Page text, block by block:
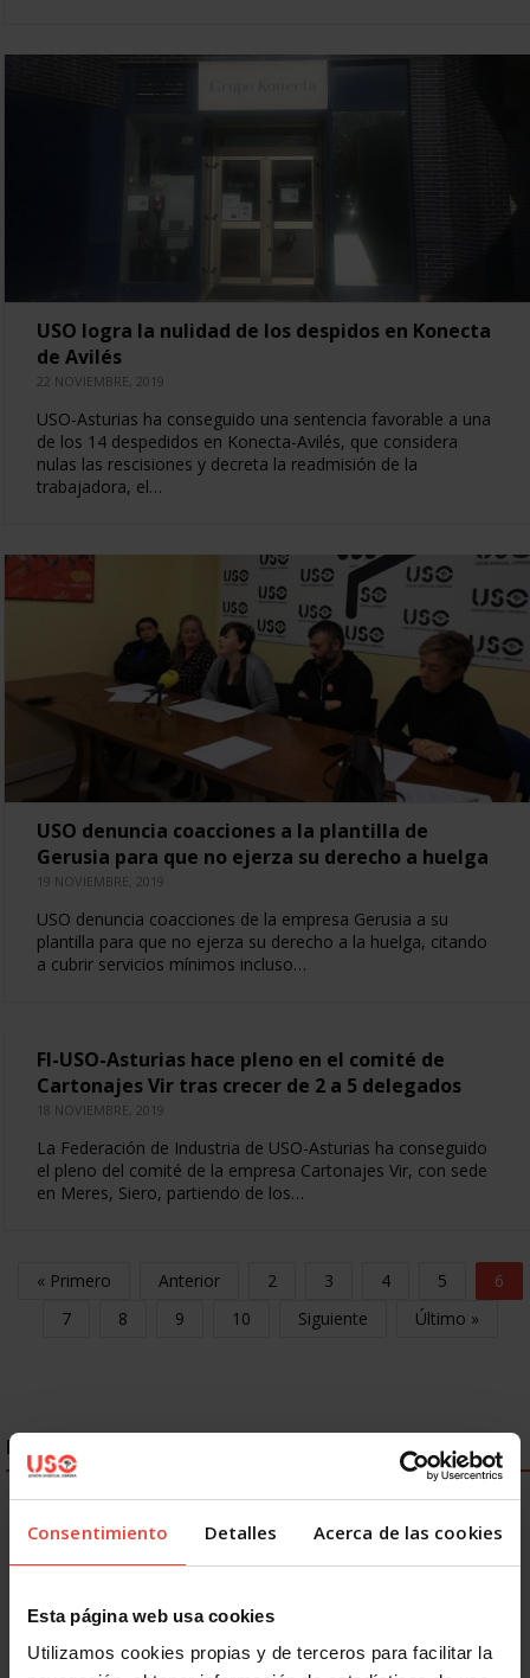
Consentimiento Detalles Acerca de las cookies
Esta página web usa cookies
Utilizamos cookies propias y de terceros para facilitar la
USO logra la nulidad de los despidos en Konecta
de Avilés
22 NOVIEMBRE, 2019
USO-Asturias ha conseguido una sentencia favorable a una
de los 14 despedidos en Konecta-Avilés, que considera
nulas las rescisiones y decreta la readmisión de la
trabajadora, el…
USO denuncia coacciones a la plantilla de
Gerusia para que no ejerza su derecho a huelga
19 NOVIEMBRE, 2019
USO denuncia coacciones de la empresa Gerusia a su
plantilla para que no ejerza su derecho a la huelga, citando
a cubrir servicios mínimos incluso…
FI-USO-Asturias hace pleno en el comité de
Cartonajes Vir tras crecer de 2 a 5 delegados
18 NOVIEMBRE, 2019
La Federación de Industria de USO-Asturias ha conseguido
el pleno del comité de la empresa Cartonajes Vir, con sede
en Meres, Siero, partiendo de los…
« Primero Anterior 2 3 4 5
6
7
8 9 10 Siguiente Último »
ENLACES DESTACADOS